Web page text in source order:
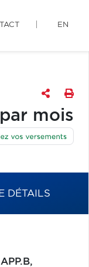
EN
mois
DÉTAILS